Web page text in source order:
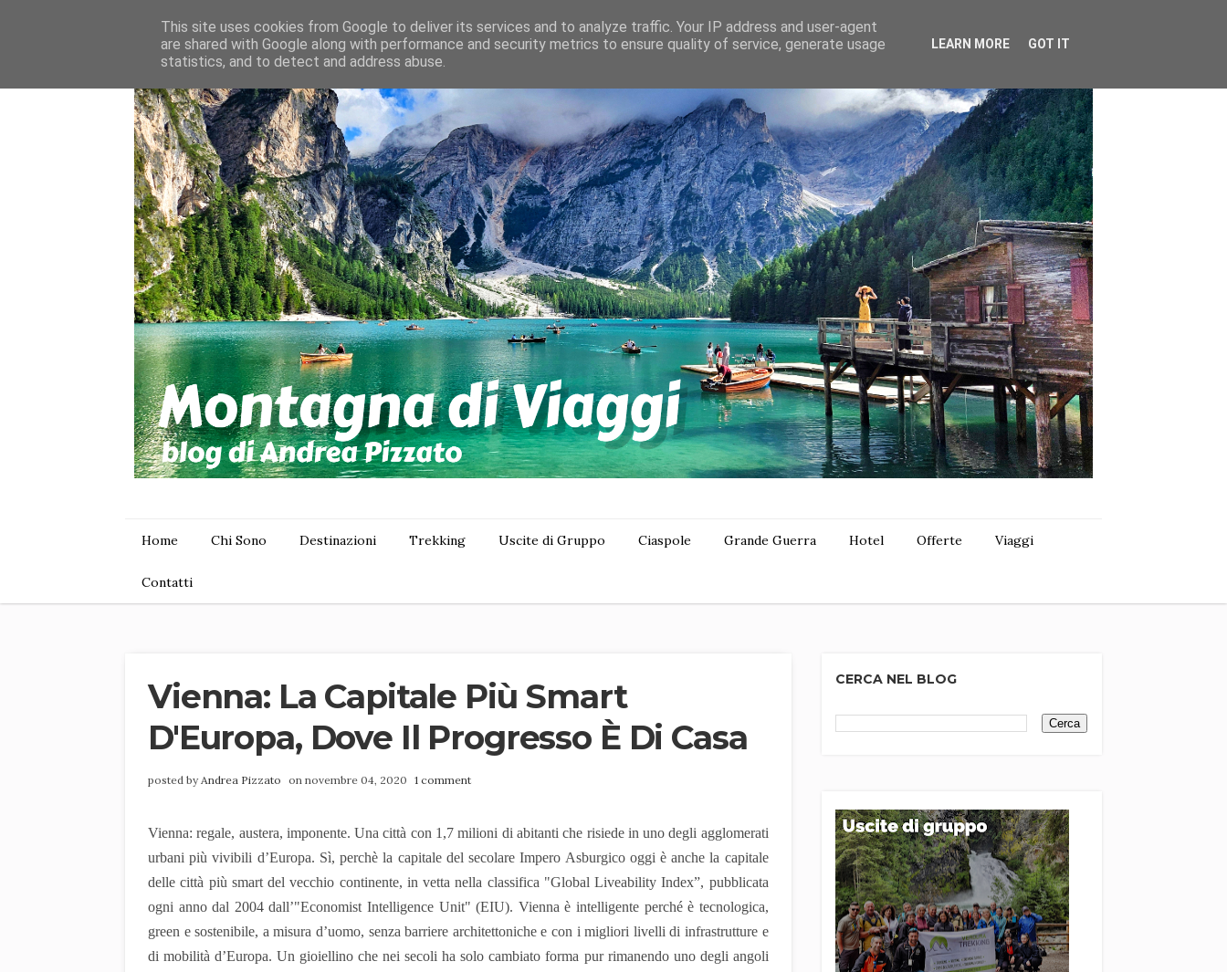
Home Chi Sono Destinazioni Trekking Uscite di Gruppo Ciaspole Grande Guerra Hotel Offerte Viaggi
Contatti
Vienna: La Capitale Più Smart
D'Europa, Dove Il Progresso È Di Casa
posted byAndrea Pizzato on novembre 04, 2020 1 comment
Vienna: regale, austera, imponente. Una città con 1,7 milioni di abitanti che risiede in uno degli agglomerati
urbani più vivibili d’Europa. Sì, perchè la capitale del secolare Impero Asburgico oggi è anche la capitale
delle città più smart del vecchio continente, in vetta nella classifica "Global Liveability Index”, pubblicata
ogni anno dal 2004 dall’"Economist Intelligence Unit" (EIU). Vienna è intelligente perché è tecnologica,
green e sostenibile, a misura d’uomo, senza barriere architettoniche e con i migliori livelli di infrastrutture e
di mobilità d’Europa. Un gioiellino che nei secoli ha solo cambiato forma pur rimanendo uno degli angoli
CERCA NEL BLOG
This site uses cookies from Google to deliver its services and to analyze traffic. Your IP address and user-agent
are shared with Google along with performance and security metrics to ensure quality of service, generate usage
statistics, and to detect and address abuse.
LEARN MORE GOT IT